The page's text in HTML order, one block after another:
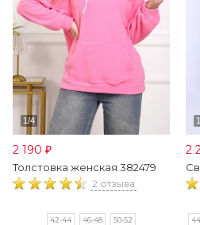
2 190 ₽
Толстовка женская 382479
2 отзыва
42-44 46-48 50-52
2
44